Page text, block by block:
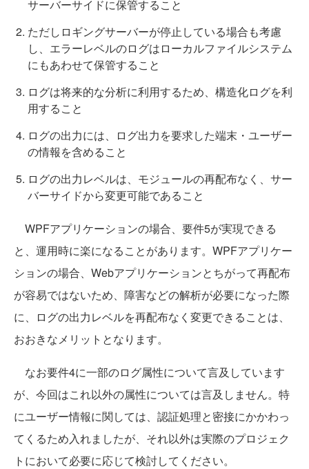
サーバーサイドに保管すること
ただしロギングサーバーが停止している場合も考慮
し、エラーレベルのログはローカルファイルシステム
にもあわせて保管すること
ログは将来的な分析に利用するため、構造化ログを利
用すること
ログの出力には、ログ出力を要求した端末・ユーザー
の情報を含めること
ログの出力レベルは、モジュールの再配布なく、サー
バーサイドから変更可能であること
WPFアプリケーションの場合、要件5が実現できる
と、運用時に楽になることがあります。WPFアプリケー
ションの場合、Webアプリケーションとちがって再配布
が容易ではないため、障害などの解析が必要になった際
に、ログの出力レベルを再配布なく変更できることは、
おおきなメリットとなります。
なお要件4に一部のログ属性について言及しています
が、今回はこれ以外の属性については言及しません。特
にユーザー情報に関しては、認証処理と密接にかかわっ
てくるため入れましたが、それ以外は実際のプロジェク
トにおいて必要に応じて検討してください。